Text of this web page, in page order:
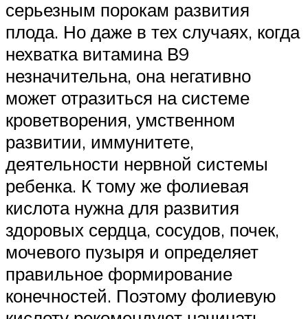
серьезным порокам развития
плода. Но даже в тех случаях, когда
нехватка витамина В9
незначительна, она негативно
может отразиться на системе
кроветворения, умственном
развитии, иммунитете,
деятельности нервной системы
ребенка. К тому же фолиевая
кислота нужна для развития
здоровых сердца, сосудов, почек,
мочевого пузыря и определяет
правильное формирование
конечностей. Поэтому фолиевую